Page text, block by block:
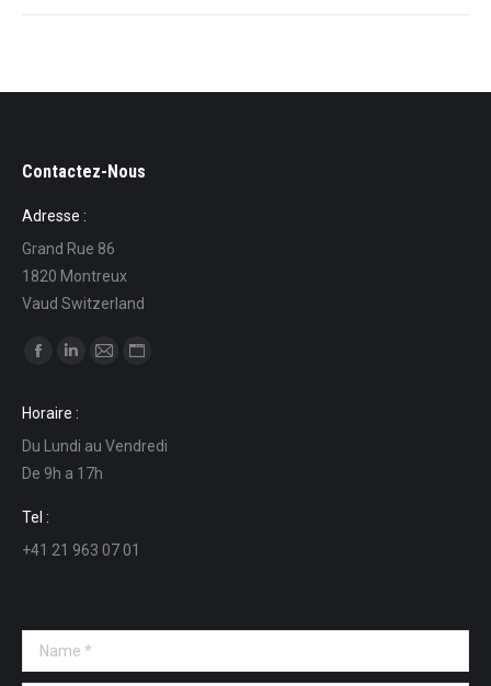
Contactez-Nous
Adresse :
Grand Rue 86
1820 Montreux
Vaud Switzerland
Find us on:
opens
in
new
window
opens
in
new
in
in
Horaire :
Du Lundi au Vendredi
De 9h a 17h
Tel :
+41 21 963 07 01
Name *